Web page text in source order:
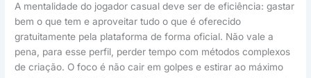
A mentalidade do jogador casual deve ser de eficiência: gastar
bem o que tem e aproveitar tudo o que é oferecido
gratuitamente pela plataforma de forma oficial. Não vale a
pena, para esse perfil, perder tempo com métodos complexos
de criação. O foco é não cair em golpes e estirar ao máximo